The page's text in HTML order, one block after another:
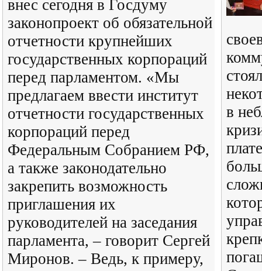
внес сегодня в Госдуму
законопроект об обязательной
отчетности крупнейших
государственных корпораций
перед парламентом. «Мы
предлагаем ввести институт
отчетности государственных
корпораций перед
Федеральным Собранием РФ,
а также законодательно
закрепить возможность
приглашения их
руководителей на заседания
парламента, – говорит Сергей
Миронов. – Ведь, к примеру,
в